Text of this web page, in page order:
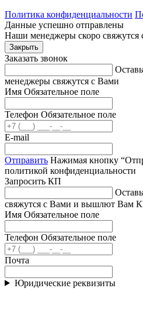
Политика конфиденциальности
Данные успешно отправлены
Наши менеджеры скоро свяжутся
Закрыть
Заказать звонок
менеджеры свяжутся с Вами
Имя Обязательное поле
Телефон Обязательное поле
E-mail
Отправить Нажимая кнопку
политикой конфиденциальности
Запросить КП
свяжутся с Вами и вышлют Вам
Имя Обязательное поле
Телефон Обязательное поле
Почта
Юридические реквизиты